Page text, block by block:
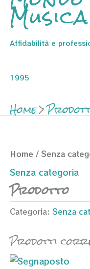
Musica
Affidabilità e
1995
Home
Home / Senza
Senza categoria
Prodotto
Categoria: Senza
Prodotti